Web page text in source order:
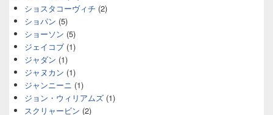
ショスタコーヴィチ (2)
ショパン (5)
ショーソン (5)
ジェイコブ (1)
ジャダン (1)
ジャヌカン (1)
ジャンニーニ (1)
ジョン・ウィリアムズ (1)
スクリャービン (2)